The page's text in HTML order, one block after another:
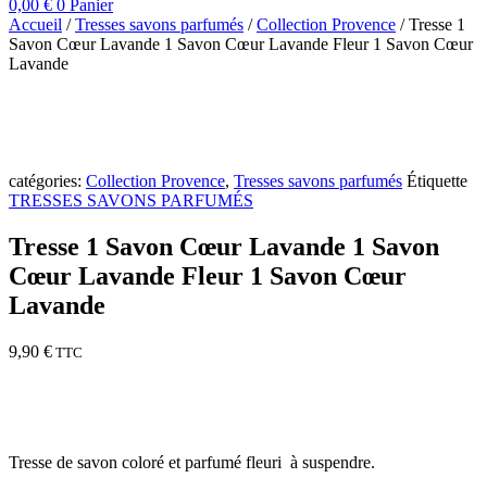
0,00 € 0 Panier
Accueil /Tresses savons parfumés /Collection Provence / Tresse 1
Savon Cœur Lavande 1 Savon Cœur Lavande Fleur 1 Savon Cœur
Lavande
catégories: Collection Provence, Tresses savons parfumés Étiquette
TRESSES SAVONS PARFUMÉS
Tresse 1 Savon Cœur Lavande 1 Savon
Cœur Lavande Fleur 1 Savon Cœur
Lavande
9,90 € TTC
Tresse de savon coloré et parfumé fleuri à suspendre.